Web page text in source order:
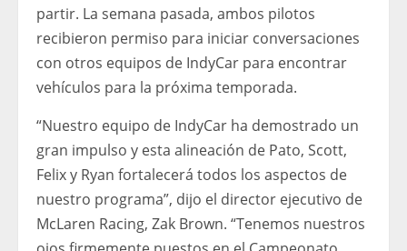
partir. La semana pasada, ambos pilotos
recibieron permiso para iniciar conversaciones
con otros equipos de IndyCar para encontrar
vehículos para la próxima temporada.
“Nuestro equipo de IndyCar ha demostrado un
gran impulso y esta alineación de Pato, Scott,
Felix y Ryan fortalecerá todos los aspectos de
nuestro programa”, dijo el director ejecutivo de
McLaren Racing, Zak Brown. “Tenemos nuestros